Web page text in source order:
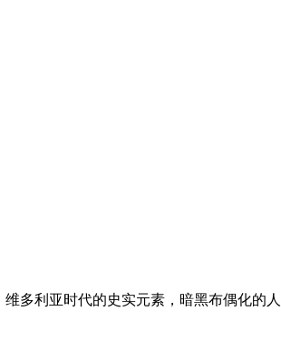
多利亚时代的史实元素，暗黑布偶化的